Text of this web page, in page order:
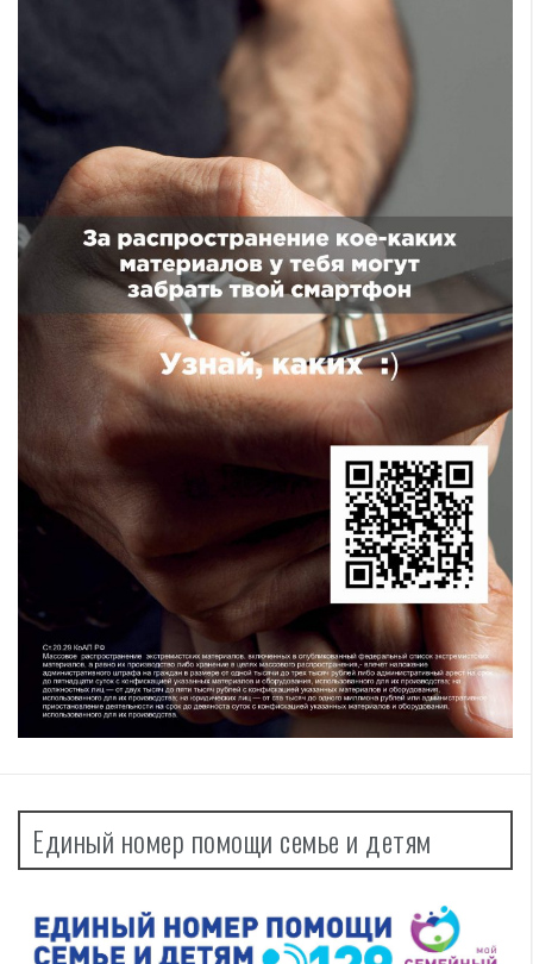
Единый номер помощи семье и детям